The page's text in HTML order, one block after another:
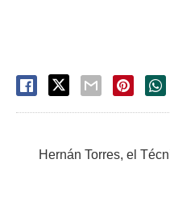
Hernán Torres, el